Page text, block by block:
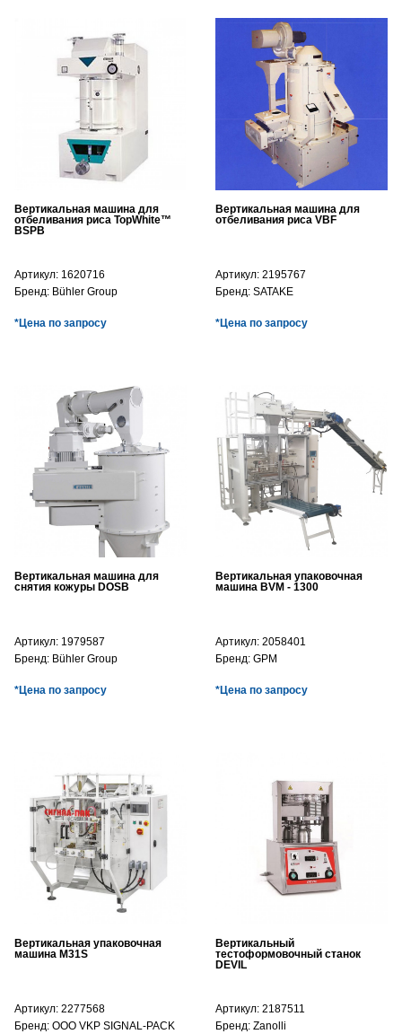
Вертикальная машина для
отбеливания риса TopWhite™
BSPB
Артикул: 1620716
Бренд: Bühler Group
*Цена по запросу
Вертикальная машина для
отбеливания риса VBF
Артикул: 2195767
Бренд: SATAKE
*Цена по запросу
Вертикальная машина для
снятия кожуры DOSB
Артикул: 1979587
Бренд: Bühler Group
*Цена по запросу
Вертикальная упаковочная
машина BVM - 1300
Артикул: 2058401
Бренд: GPM
*Цена по запросу
Вертикальная упаковочная
машина M31S
Артикул: 2277568
Бренд: OOO VKP SIGNAL-PACK
Вертикальный
тестоформовочный станок
DEVIL
Артикул: 2187511
Бренд: Zanolli